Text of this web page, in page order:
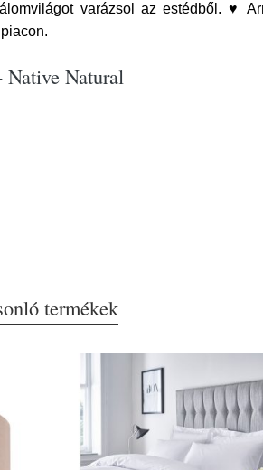
varázsol az estédből. ♥
Native Natural
termékek